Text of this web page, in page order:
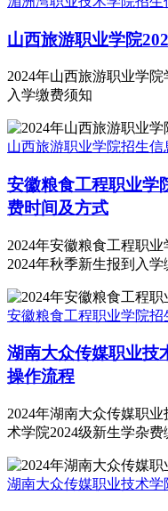
山西旅游职业学院
2024年山西旅游职业学
入学缴费须知
山西旅游职业学院招生信
安徽粮食工程职业学
费时间及方式
2024年安徽粮食工程职
2024年秋季新生报到入
安徽粮食工程职业学院招
湖南大众传媒职业技
操作流程
2024年湖南大众传媒职
术学院2024级新生学杂
湖南大众传媒职业技术学